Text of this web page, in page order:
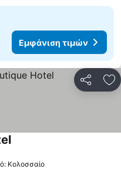
Εμφάνιση τιμών
Κολοσσαίο